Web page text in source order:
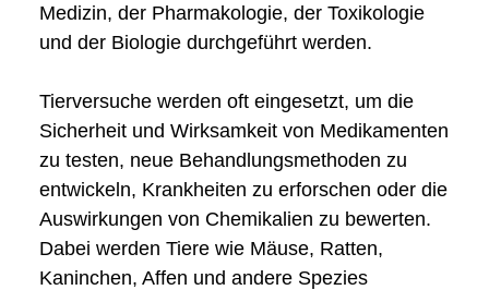
Medizin, der Pharmakologie, der Toxikologie
und der Biologie durchgeführt werden.
Tierversuche werden oft eingesetzt, um die
Sicherheit und Wirksamkeit von Medikamenten
zu testen, neue Behandlungsmethoden zu
entwickeln, Krankheiten zu erforschen oder die
Auswirkungen von Chemikalien zu bewerten.
Dabei werden Tiere wie Mäuse, Ratten,
Kaninchen, Affen und andere Spezies